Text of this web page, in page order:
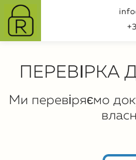
ПЕРЕВІРКА
Ми перевіряємо